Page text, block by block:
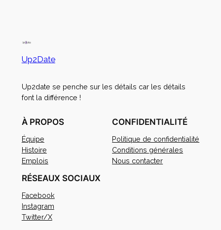
Up2Date
Up2date se penche sur les détails car les détails
font la différence !
À PROPOS
Équipe
Histoire
Emplois
CONFIDENTIALITÉ
Politique de confidentialité
Conditions générales
Nous contacter
RÉSEAUX SOCIAUX
Facebook
Instagram
Twitter/X